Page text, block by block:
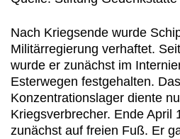
Nach Kriegsende wurde
Militärregierung verhaftet.
wurde er zunächst im
Esterwegen festgehalten.
Konzentrationslager diente
Kriegsverbrecher. Ende April
zunächst auf freien Fuß. Er